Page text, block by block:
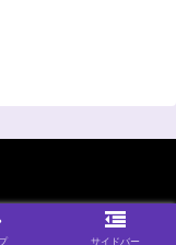
サイドバー